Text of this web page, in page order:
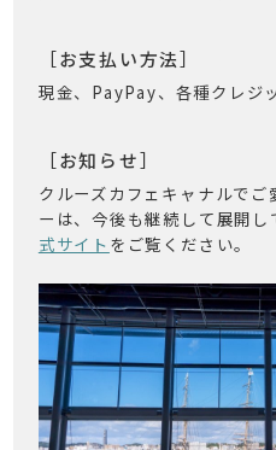
［お支払い方法］
現金、PayPay、各種クレジ
［お知らせ］
クルーズカフェキャナルで
ーは、今後も継続して展開
式サイト をご覧ください。